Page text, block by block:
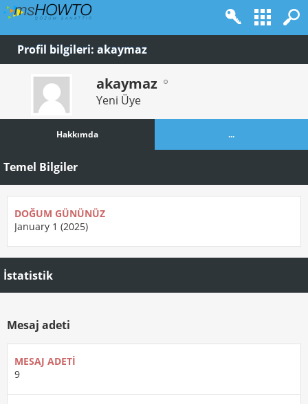
Profil bilgileri: akaymaz
akaymaz
Yeni Üye
Hakkımda ...
Temel Bilgiler
DOĞUM GÜNÜNÜZ
January 1 (2025)
İstatistik
Mesaj adeti
MESAJ ADETI
9